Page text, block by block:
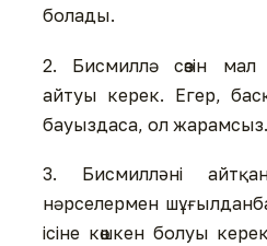
болады.
2. Бисмиллә сөзін мал
айтуы керек. Егер,
бауыздаса, ол жарамсыз.
3. Бисмиллəні
нәрселермен
ісіне көшкен болуы